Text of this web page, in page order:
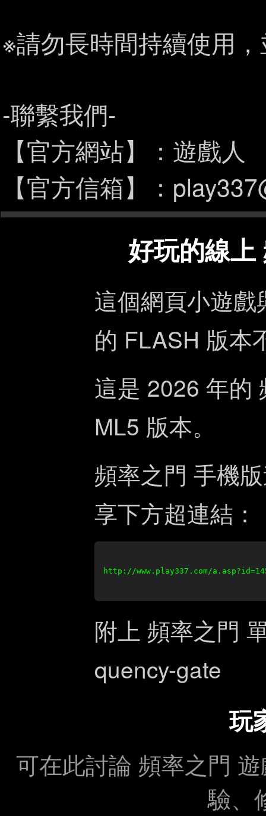
※請勿長時間持續使用
-聯繫我們-
【官方網站】： 遊戲人
【官方信箱】：
好玩的線
這個網頁小遊
的 FLASH 版本
這是 2026 年的
ML5 版本。
頻率之門 手機
享下方超連結：
http://www.play337.com/
附上 頻率之門
quency-gate
玩
可在此討論 頻率之門
驗、